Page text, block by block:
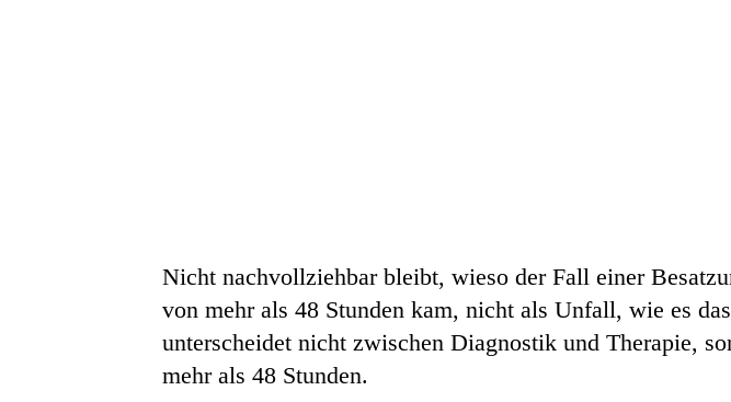
Nicht nachvollziehbar bleibt, wieso der Fall einer
von mehr als 48 Stunden kam, nicht als Unfall, wie es
unterscheidet nicht zwischen Diagnostik und Therapie,
mehr als 48 Stunden.